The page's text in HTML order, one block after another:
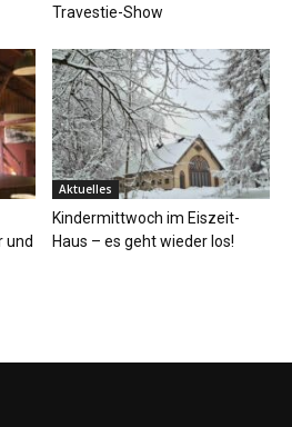
Travestie-Show
und
Aktuelles
Kindermittwoch im Eiszeit-
Haus – es geht wieder los!